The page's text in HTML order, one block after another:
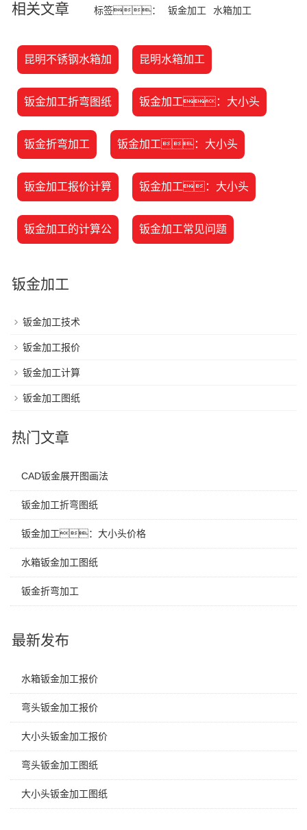
相关文章 标签： 钣金加工 水箱加工
昆明不锈钢水箱加 昆明水箱加工
钣金加工折弯图纸 钣金加工：大小头
钣金折弯加工 钣金加工：大小头
钣金加工报价计算 钣金加工：大小头
钣金加工的计算公 钣金加工常见问题
钣金加工
钣金加工技术
钣金加工报价
钣金加工计算
钣金加工图纸
热门文章
CAD钣金展开图画法
钣金加工折弯图纸
钣金加工：大小头价格
水箱钣金加工图纸
钣金折弯加工
最新发布
水箱钣金加工报价
弯头钣金加工报价
大小头钣金加工报价
弯头钣金加工图纸
大小头钣金加工图纸